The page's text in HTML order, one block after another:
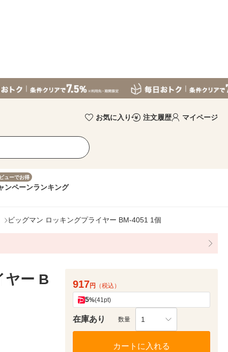
お気に入り 注文履歴 マイページ
ューでお得
ンペーンランキング
ビッグマン ロッキングプライヤー BM-4051 1個
ヤー B
917円 （税込）
5%(41pt)
在庫あり 数量 1
カートに入れる